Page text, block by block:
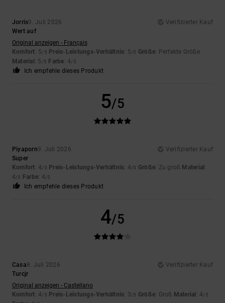
Jorris9. Juli 2026
Verifizierter Kauf
Wert auf
Original anzeigen - Français
Komfort: 5/5 Preis-Leistungs-Verhältnis: 5/5 Größe: Perfekte Größe
Material: 5 /5 Farbe: 4/5
Ich empfehle dieses Produkt
5/5
Piyaporn9. Juli 2026
Verifizierter Kauf
Super
Komfort: 4/5 Preis-Leistungs-Verhältnis: 4/5 Größe: Zu groß Material:
4/5 Farbe: 4/5
Ich empfehle dieses Produkt
4/5
Casa8. Juli 2026
Verifizierter Kauf
Turcjr
Original anzeigen - Castellano
Komfort: 4/5 Preis-Leistungs-Verhältnis: 3/5 Größe: Groß Material : 4/5